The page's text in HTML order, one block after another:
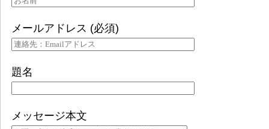
メールアドレス (必須)
題名
メッセージ本文